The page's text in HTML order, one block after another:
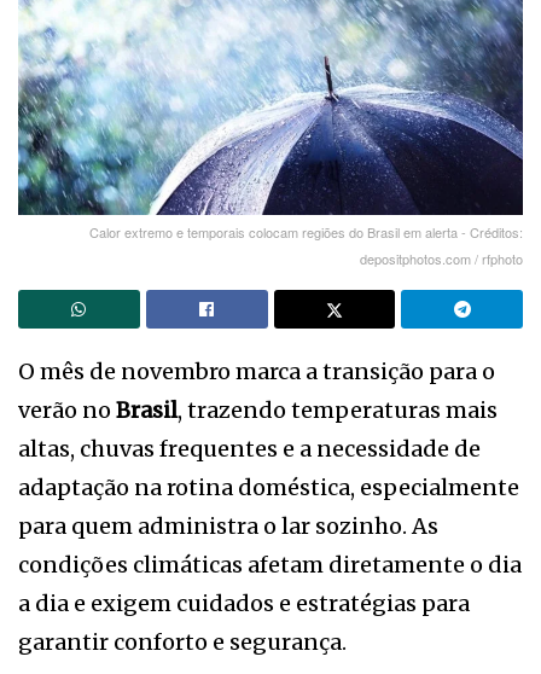
Calor extremo e temporais colocam regiões do Brasil em alerta - Créditos:
depositphotos.com / rfphoto
O mês de novembro marca a transição para o
verão no Brasil, trazendo temperaturas mais
altas, chuvas frequentes e a necessidade de
adaptação na rotina doméstica, especialmente
para quem administra o lar sozinho. As
condições climáticas afetam diretamente o dia
a dia e exigem cuidados e estratégias para
garantir conforto e segurança.